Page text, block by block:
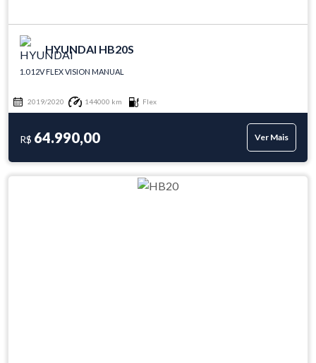
HYUNDAI HB20S
1.0 12V FLEX VISION MANUAL
2019/2020 144000 km Flex
R$ 64.990,00 Ver Mais